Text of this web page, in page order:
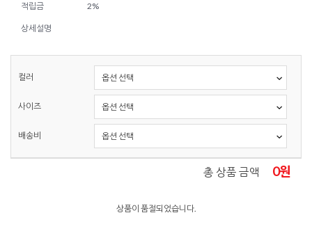
적립금 2%
상세설명
컬러
사이즈
배송비
총 상품 금액 0원
상품이 품절되었습니다.